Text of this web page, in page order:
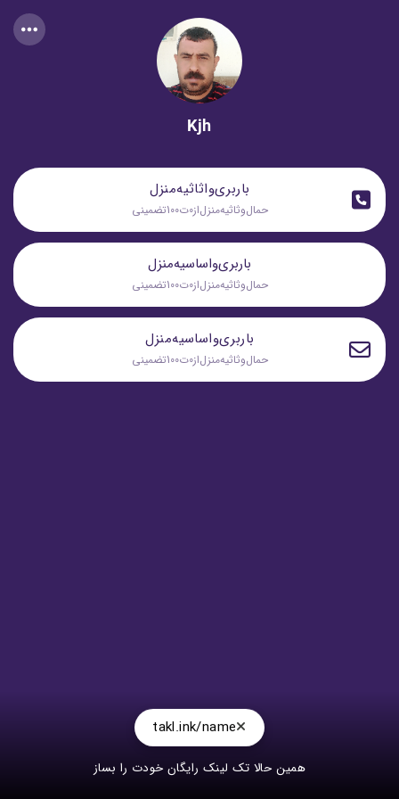
Kjh
باربری‌واثاثیه‌منزل
حما‌ل‌وثاثیه‌منزل‌از‌0ت100تضمینی
باربری‌واساسیه‌منزل
حما‌ل‌وثاثیه‌منزل‌از‌0ت100تضمینی
باربری‌واساسیه‌منزل
حما‌ل‌وثاثیه‌منزل‌از‌0ت100تضمینی
takl.ink/name
همین حالا تک لینک رایگان خودت را بساز